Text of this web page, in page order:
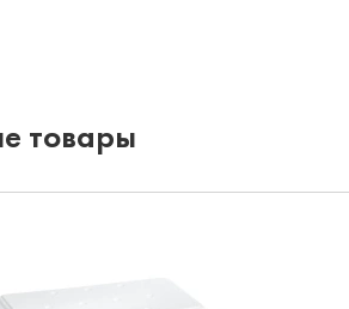
товары